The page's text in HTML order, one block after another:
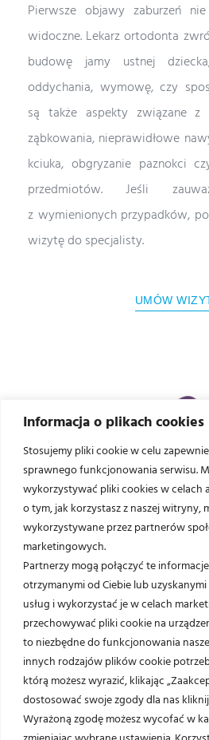
Informacja o plikach cookies
Stosujemy pliki cookie w celu
sprawnego funkcjonowania serwisu.
wykorzystywać pliki cookies w celach
o tym, jak korzystasz z naszej witryny,
wykorzystywane przez partnerów
marketingowych.
Partnerzy mogą połączyć te
otrzymanymi od Ciebie lub
usług i wykorzystać je w celach
przechowywać pliki cookie na
to niezbędne do funkcjonowania
innych rodzajów plików cookie
którą możesz wyrazić, klikając
dostosować swoje zgody dla nas kliknij
Wyrażoną zgodę możesz wycofać w
Pierwsze objawy zaburzeń
widoczne. Lekarz ortodonta
budowę jamy ustnej
oddychania, wymowę, czy
są także aspekty związane z
ząbkowania, nieprawidłowe
kciuka, obgryzanie paznokci
przedmiotów. Jeśli
z wymienionych przypadków,
wizytę do specjalisty.
UMÓW
poniedziałek - piątek:
ul. Powstańców
35-606
+48 453
+48 453
+48 17 859